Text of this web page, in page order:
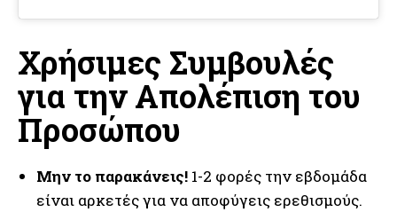
Χρήσιμες Συμβουλές
για την Απολέπιση του
Προσώπου
Μην το παρακάνεις! 1-2 φορές την εβδομάδα
είναι αρκετές για να αποφύγεις ερεθισμούς.